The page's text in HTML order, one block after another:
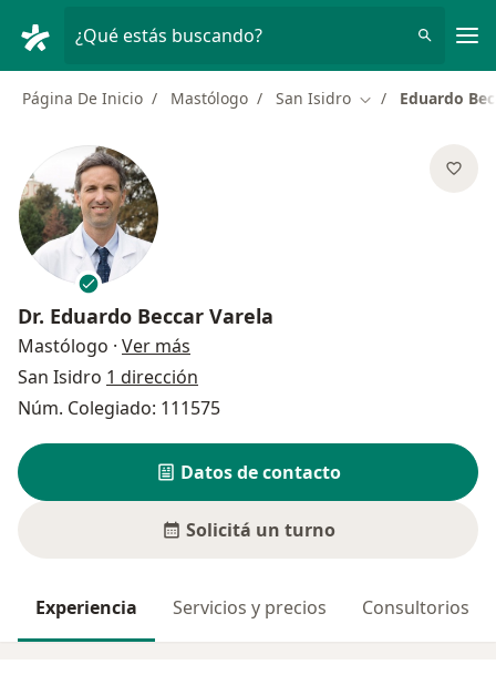
¿Qué estás buscando?
Página De Inicio Mastólogo San Isidro Cambiar de
Eduardo
Dr. Eduardo Beccar Varela
Mastólogo · Ver más
San Isidro 1 dirección
Núm. Colegiado: 111575
Datos de contacto
Solicitá un turno
Experiencia Servicios y precios Consultorios